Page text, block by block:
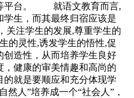
平台。 就语文教育而言,
生，而其最终归宿应该是
关注学生的发展,尊重学生的
的灵性,诱发学生的悟性,促
造性，从而培养学生良好
健康的审美情趣和高尚的
就是要顺应和充分体现学
然人”培养成一个“社会人”，